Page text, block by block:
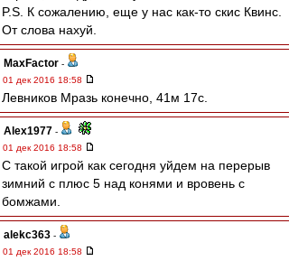
P.S. К сожалению, еще у нас как-то скис Квинс.
От слова нахуй.
MaxFactor -
01 дек 2016 18:58
Левников Мразь конечно, 41м 17с.
Alex1977 -
01 дек 2016 18:58
С такой игрой как сегодня уйдем на перерыв
зимний с плюс 5 над конями и вровень с
бомжами.
alekc363 -
01 дек 2016 18:58